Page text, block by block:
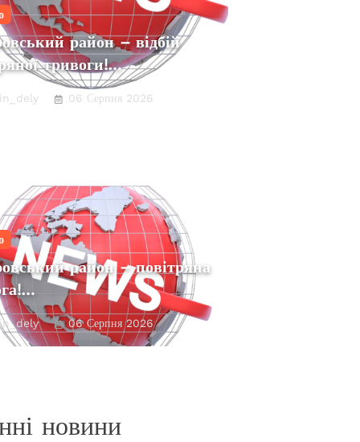
район – відбій
тривоги!…
06 Серпня 2026
район – повітряна
06 Серпня 2026
новини